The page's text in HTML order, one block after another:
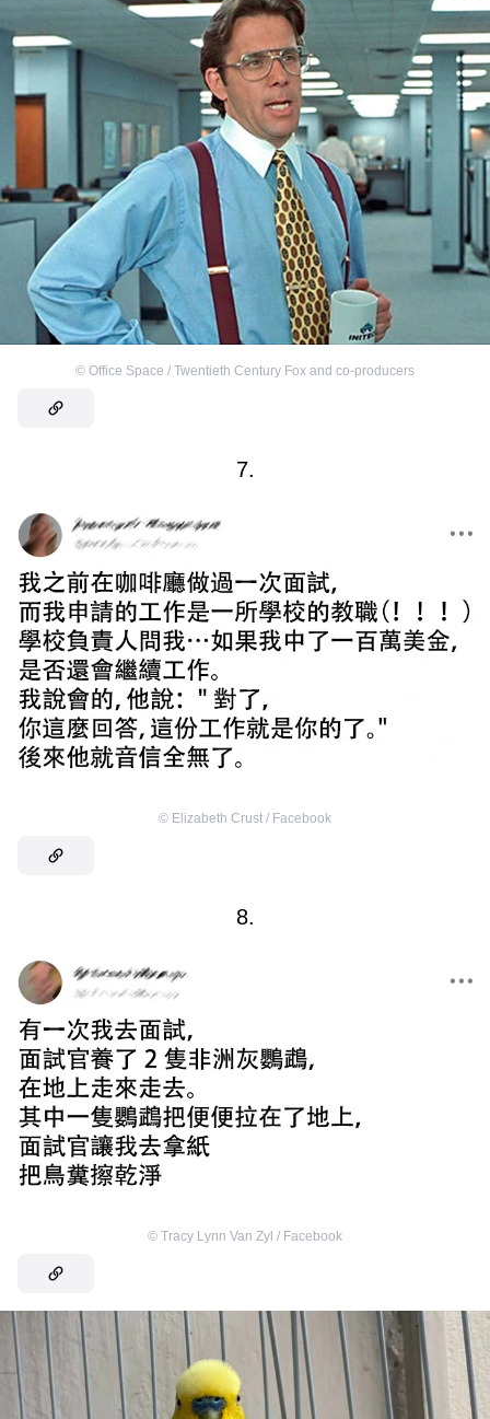
© Office Space / Twentieth Century Fox and co-producers
7.
© Elizabeth Crust / Facebook
8.
© Tracy Lynn Van Zyl / Facebook